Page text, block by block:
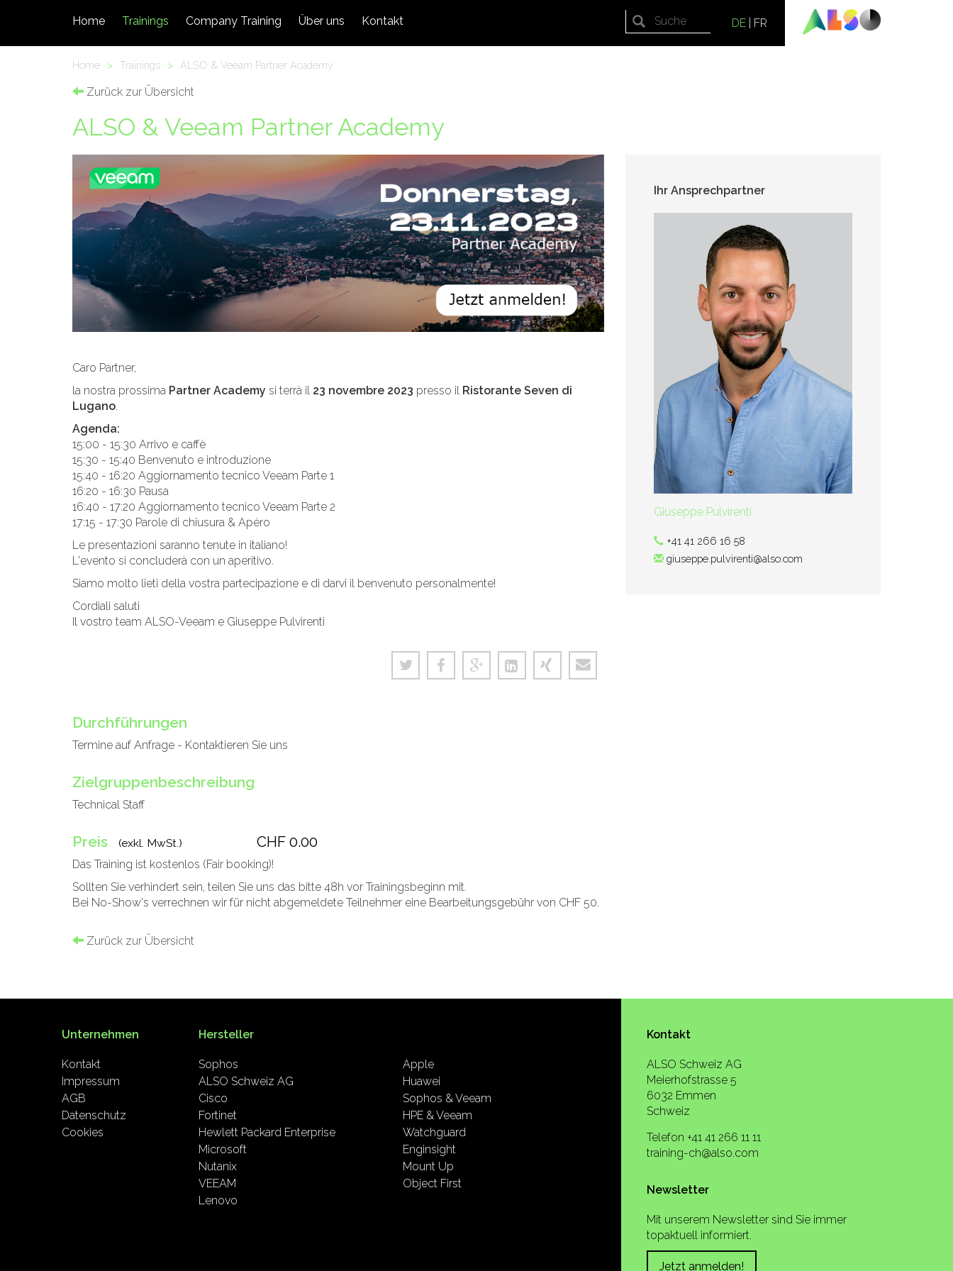
DE FR
Home Trainings Company Training Über uns Kontakt
Home > Trainings > ALSO & Veeam Partner Academy
Zurück zur Übersicht
ALSO & Veeam Partner Academy
Caro Partner,
la nostra prossima Partner Academy si terrà il 23 novembre 2023 presso il Ristorante Seven di
Lugano.
Agenda:
15:00 - 15:30 Arrivo e caffè
15:30 - 15:40 Benvenuto e introduzione
15:40 - 16:20 Aggiornamento tecnico Veeam Parte 1
16:20 - 16:30 Pausa
16:40 - 17:20 Aggiornamento tecnico Veeam Parte 2
17:15 - 17:30 Parole di chiusura & Apéro
Le presentazioni saranno tenute in italiano!
L'evento si concluderà con un aperitivo.
Siamo molto lieti della vostra partecipazione e di darvi il benvenuto personalmente!
Cordiali saluti
Il vostro team ALSO-Veeam e Giuseppe Pulvirenti
Ihr Ansprechpartner
Giuseppe Pulvirenti
+41 41 266 16 58
giuseppe.pulvirenti@also.com
Durchführungen
Termine auf Anfrage - Kontaktieren Sie uns
Zielgruppenbeschreibung
Technical Staff
Preis (exkl. MwSt.) CHF 0.00
Das Training ist kostenlos (Fair booking)!
Sollten Sie verhindert sein, teilen Sie uns das bitte 48h vor Trainingsbeginn mit.
Bei No-Show's verrechnen wir für nicht abgemeldete Teilnehmer eine Bearbeitungsgebühr von CHF 50.
Zurück zur Übersicht
Kontakt
ALSO Schweiz AG
Meierhofstrasse 5
6032 Emmen
Schweiz
Telefon +41 41 266 11 11
training-ch@also.com
Newsletter
Mit unserem Newsletter sind Sie immer
topaktuell informiert.
Jetzt anmelden!
Unternehmen
Kontakt
Impressum
AGB
Datenschutz
Cookies
Hersteller
Sophos
ALSO Schweiz AG
Cisco
Fortinet
Hewlett Packard Enterprise
Microsoft
Nutanix
VEEAM
Lenovo
Apple
Huawei
Sophos & Veeam
HPE & Veeam
Watchguard
Enginsight
Mount Up
Object First